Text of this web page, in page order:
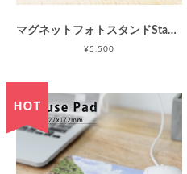
マグネットフォトスタンドStandard3(ホワイトフォトフレーム/90x90mmマグネット3枚セット)/Instagram印刷などに最適/オンラインプリント/写真印刷 / 母の日 父の日 敬老の日
¥5,500